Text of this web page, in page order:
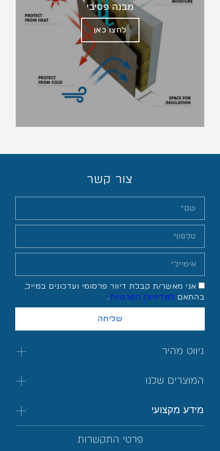
מבנה פסיבי
לחצו כאן
צור קשר
אני מאשר/ת קבלת דיוור פרסומי ועדכונים במייל,
בהתאם למדיניות הפרטיות.
שליחה
ניווט מהיר
המוצרים שלנו
מידע מקצועי
פרטי התקשרות